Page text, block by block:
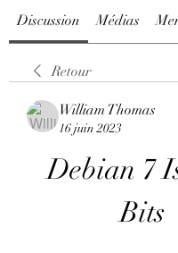
Discussion Médias
Retour
William Thomas
16 juin 2023
Debian 7
Bits